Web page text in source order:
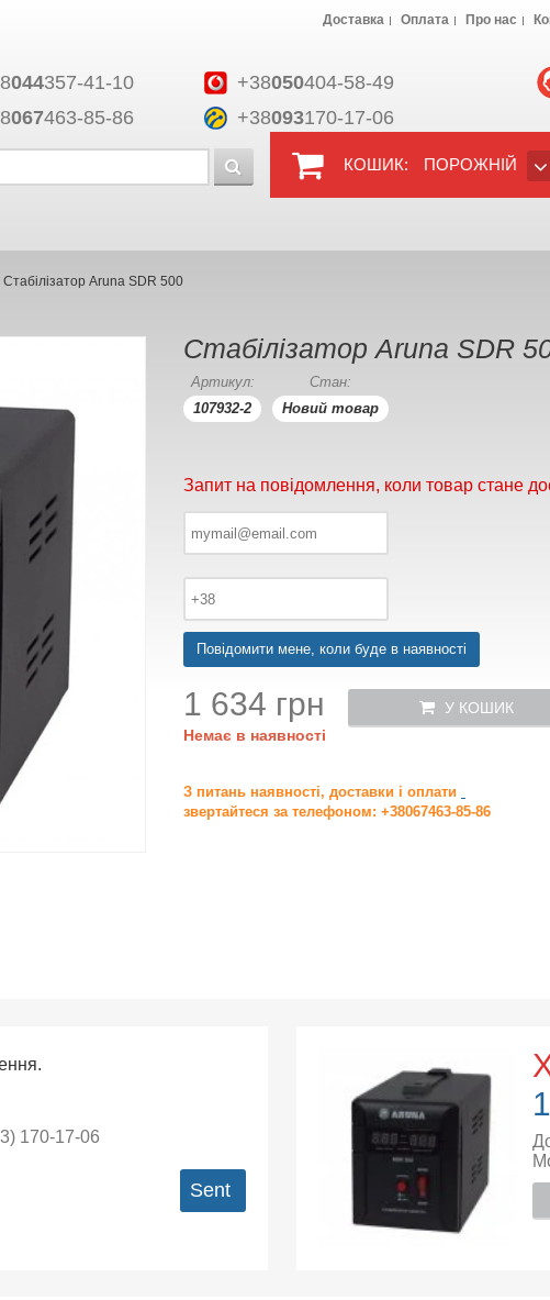
044357-41-10 +38050404-58-49
067463-85-86 +38093170-17-06
Доставка Оплата Про нас
КОШИК: ПОРОЖНІЙ
Стабілізатор Aruna SDR 500
Стабілізатор Aruna SDR
Артикул:
107932-2
Стан:
Новий товар
Запит на повідомлення, коли товар стане
Повідомити мене, коли буде в наявності
1 634 грн
Немає в наявності
У КОШИК
З питань наявності, доставки і оплати
звертайтеся за телефоном: +38067463-85-86
170-17-06
Sent